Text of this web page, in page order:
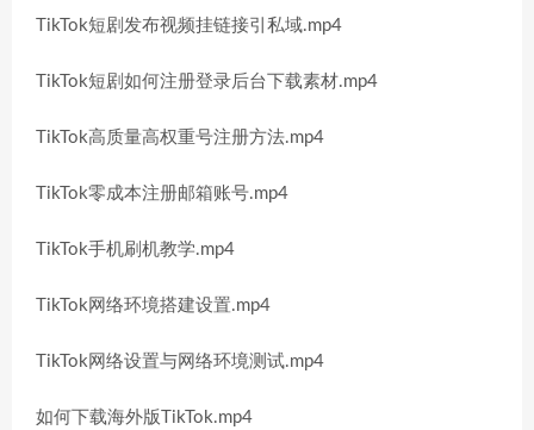
TikTok短剧发布视频挂链接引私域.mp4
TikTok短剧如何注册登录后台下载素材.mp4
TikTok高质量高权重号注册方法.mp4
TikTok零成本注册邮箱账号.mp4
TikTok手机刷机教学.mp4
TikTok网络环境搭建设置.mp4
TikTok网络设置与网络环境测试.mp4
如何下载海外版TikTok.mp4